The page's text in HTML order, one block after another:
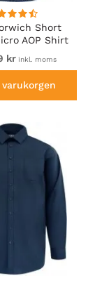
Short
AOP Shirt
Button Down
Navy
kr inkl. moms
varukorgen